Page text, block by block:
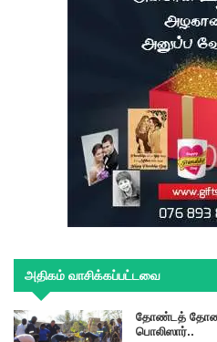
அதிகம் வாசிக்கப்பட்டவை
தோண்டத்
பொலிஸார்..